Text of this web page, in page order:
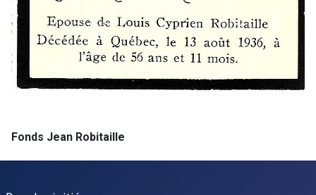
Fonds Jean Robitaille